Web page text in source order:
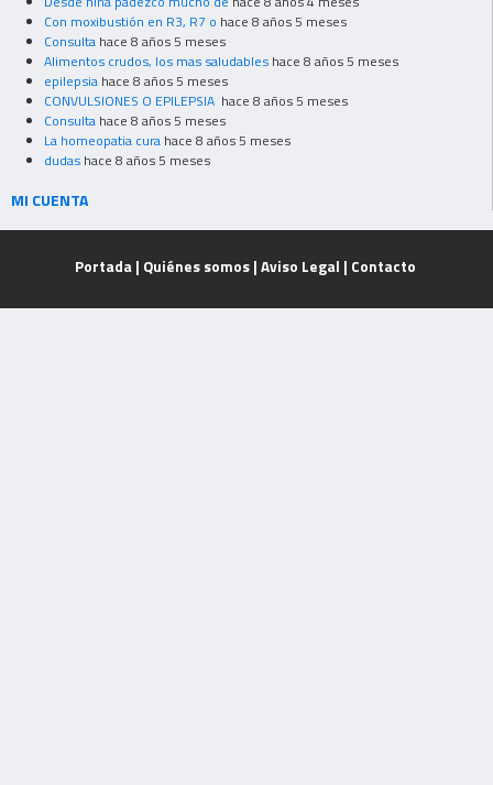
Con moxibustión en R3, R7 o hace 8 años 5 meses
Consulta hace 8 años 5 meses
Alimentos crudos, los mas saludables hace 8 años 5 meses
epilepsia hace 8 años 5 meses
CONVULSIONES O EPILEPSIA hace 8 años 5 meses
Consulta hace 8 años 5 meses
La homeopatia cura hace 8 años 5 meses
dudas hace 8 años 5 meses
MI CUENTA
Portada | Quiénes somos| Aviso Legal | Contacto